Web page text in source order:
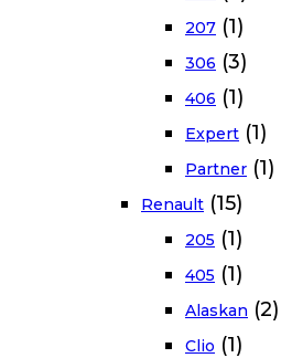
207 (1)
306 (3)
406 (1)
Expert (1)
Partner (1)
Renault (15)
205 (1)
405 (1)
Alaskan (2)
Clio (1)